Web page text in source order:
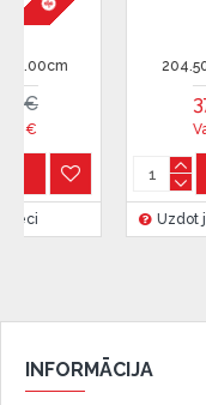
x 95.00cm x 64.50cm
12 mēneši =
par šo preci
INFORMĀCIJA